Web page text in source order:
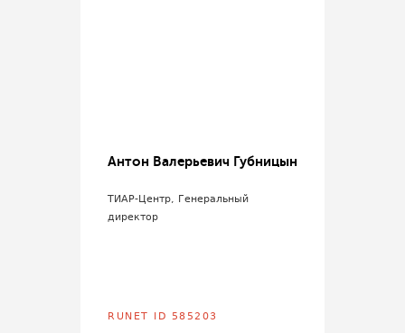
Антон Валерьевич Губницын
ТИАР-Центр, Генеральный
директор
RUNET ID 585203